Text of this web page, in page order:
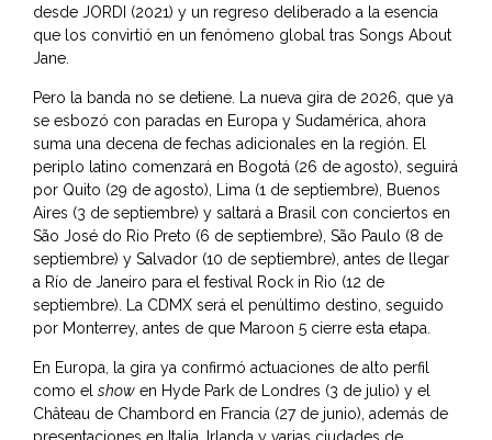
desde JORDI (2021) y un regreso deliberado a la esencia
que los convirtió en un fenómeno global tras Songs About
Jane.
Pero la banda no se detiene. La nueva gira de 2026, que ya
se esbozó con paradas en Europa y Sudamérica, ahora
suma una decena de fechas adicionales en la región. El
periplo latino comenzará en Bogotá (26 de agosto), seguirá
por Quito (29 de agosto), Lima (1 de septiembre), Buenos
Aires (3 de septiembre) y saltará a Brasil con conciertos en
São José do Rio Preto (6 de septiembre), São Paulo (8 de
septiembre) y Salvador (10 de septiembre), antes de llegar
a Río de Janeiro para el festival Rock in Rio (12 de
septiembre). La CDMX será el penúltimo destino, seguido
por Monterrey, antes de que Maroon 5 cierre esta etapa.
En Europa, la gira ya confirmó actuaciones de alto perfil
como el show en Hyde Park de Londres (3 de julio) y el
Château de Chambord en Francia (27 de junio), además de